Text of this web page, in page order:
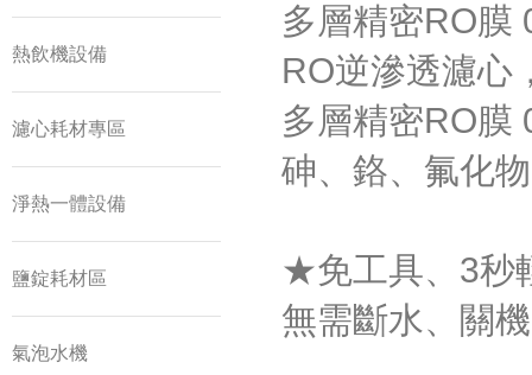
熱飲機設備
濾心耗材專區
淨熱一體設備
鹽錠耗材區
氣泡水機
多層精密RO膜
RO逆滲透濾心
多層精密RO膜
砷、鉻、氟化
★免工具、3秒
無需斷水、關